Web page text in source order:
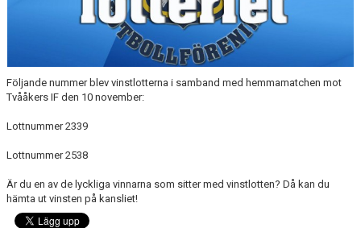
Följande nummer blev vinstlotterna i samband med hemmamatchen mot
Tvååkers IF den 10 november:
Lottnummer 2339
Lottnummer 2538
Är du en av de lyckliga vinnarna som sitter med vinstlotten? Då kan du
hämta ut vinsten på kansliet!